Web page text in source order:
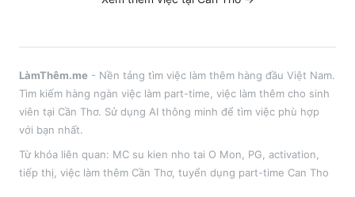
LàmThêm.me - Nền tảng tìm việc làm thêm hàng đầu Việt Nam.
Tìm kiếm hàng ngàn việc làm part-time, việc làm thêm cho sinh
viên tại Cần Thơ. Sử dụng AI thông minh để tìm việc phù hợp
với bạn nhất.
Từ khóa liên quan: MC su kien nho tai O Mon
PG, activation,
tiếp thị , việc làm thêm Cần Thơ, tuyển dụng part-time Can Tho